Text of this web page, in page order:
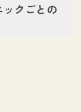
クごとの